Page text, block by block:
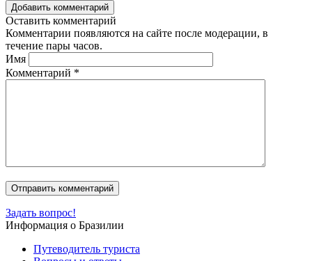
Добавить комментарий
Оставить комментарий
Комментарии появляются на сайте после модерации, в
течение пары часов.
Имя
Комментарий *
Задать вопрос!
Информация о Бразилии
Путеводитель туриста